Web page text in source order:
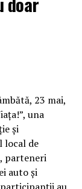
și al
23 mai,
una
și
local de
parteneri
auto și